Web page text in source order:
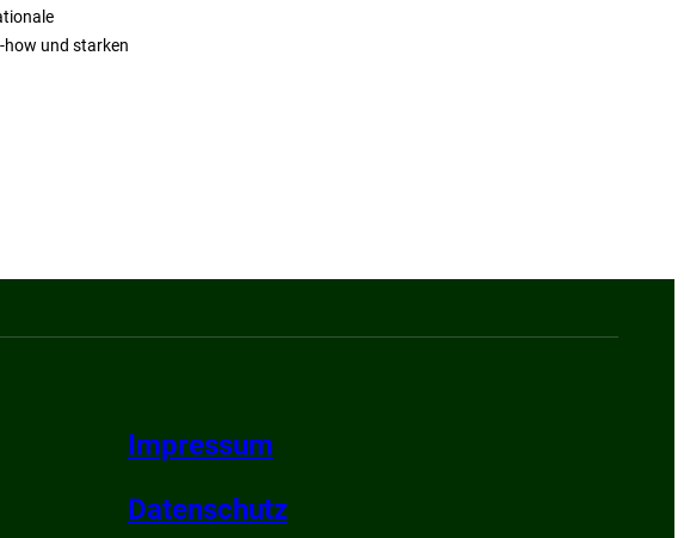
und starken
Impressum
Datenschutz